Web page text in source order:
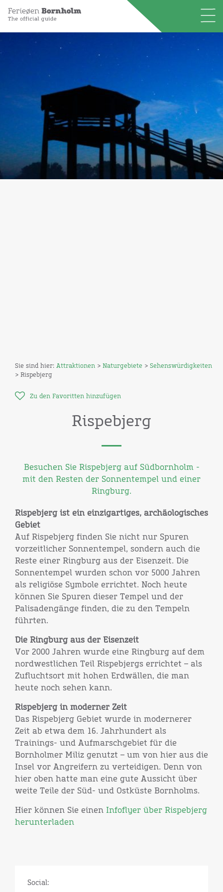
Sie sind hier: Attraktionen > Naturgebiete > Sehenswürdigkeiten
> Rispebjerg
Zu den Favoritten hinzufügen
Rispebjerg
Besuchen Sie Rispebjerg auf Südbornholm -
mit den Resten der Sonnentempel und einer
Ringburg.
Rispebjerg ist ein einzigartiges, archäologisches
Gebiet
Auf Rispebjerg finden Sie nicht nur Spuren
vorzeitlicher Sonnentempel, sondern auch die
Reste einer Ringburg aus der Eisenzeit. Die
Sonnentempel wurden schon vor 5000 Jahren
als religiöse Symbole errichtet. Noch heute
können Sie Spuren dieser Tempel und der
Palisadengänge finden, die zu den Tempeln
führten.
Die Ringburg aus der Eisenzeit
Vor 2000 Jahren wurde eine Ringburg auf dem
nordwestlichen Teil Rispebjergs errichtet – als
Zufluchtsort mit hohen Erdwällen, die man
heute noch sehen kann.
Rispebjerg in moderner Zeit
Das Rispebjerg Gebiet wurde in modernerer
Zeit ab etwa dem 16. Jahrhundert als
Trainings- und Aufmarschgebiet für die
Bornholmer Miliz genutzt – um von hier aus die
Insel vor Angreifern zu verteidigen. Denn von
hier oben hatte man eine gute Aussicht über
weite Teile der Süd- und Ostküste Bornholms.
Hier können Sie einen Infoflyer über Rispebjerg
herunterladen
Social: